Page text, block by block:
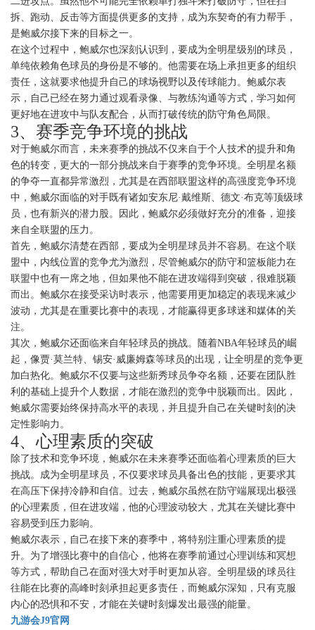
拆、跑动、反击等方面提供更多的支持，成为东契奇的有力帮手，
是鲍威尔接下来的目标之一。
在这个过程中，鲍威尔也深刻认识到，要成为全明星级别的球员，
单纯依赖角色球员的身份是不够的。他需要在场上承担更多的组织
责任，这就要求他提升自己的球场视野以及传球能力。鲍威尔表
示，自己已经在努力通过观看录像、与教练沟通等方式，学习如何
更好地在进攻中与队友配合，从而打破传统的防守角色局限。
3、赛季竞争环境的挑战
对于鲍威尔而言，未来赛季的挑战不仅来自于个人技术的提升和角
色的转变，更大的一部分挑战来自于赛季的竞争环境。全明星名额
的争夺一直都异常激烈，尤其是在西部联盟这样的高强度竞争环境
中，鲍威尔面临的对手既有诸如安东尼·戴维斯、德文·布克等顶级球
员，也有新兴的潜力股。因此，鲍威尔必须做好充分的准备，迎接
来自全联盟的压力。
首先，鲍威尔清楚在西部，要成为全明星球员并不容易。在这个联
盟中，内线位置的竞争尤为激烈，尽管鲍威尔的防守和篮板能力在
联盟中也有一席之地，但如果他不能在进攻端得到突破，很难脱颖
而出。鲍威尔在接受采访时表示，他需要用更加稳定的表现来减少
波动，尤其是在重要比赛中的表现，才能赢得更多球迷和媒体的关
注。
其次，鲍威尔还面临来自年轻球员的挑战。随着NBA年轻球员的崛
起，像贾·莫兰特、锡安·威廉姆森等球员的出现，让全明星的竞争更
加白热化。鲍威尔不仅要与这些新秀球员争夺名额，还要在团队胜
利的基础上提升个人数据，才能在激烈的竞争中脱颖而出。因此，
鲍威尔需要始终保持高水平的表现，并且提升自己在关键时刻的决
定性影响力。
4、心理素质的突破
除了技术和竞争环境，鲍威尔在未来赛季还面临着心理素质的巨大
挑战。成为全明星球员，不仅要求球员具备出色的技能，更要求其
在高压下保持冷静和自信。过去，鲍威尔虽然在防守端展现出极强
的心理素质，但在进攻端，他的心理波动较大，尤其在关键比赛中
容易受到压力影响。
鲍威尔表示，自己在接下来的赛季中，将特别注重心理素质的提
升。为了增强比赛中的自信心，他将在赛季前通过心理训练和冥想
等方式，帮助自己在面对强大对手时更加从容。全明星级的球员往
往能在比赛的高峰时刻承担起更多责任，而鲍威尔深知，只有克服
内心的恐惧和不安，才能在关键时刻爆发出最强的能量。
九游会J9官网